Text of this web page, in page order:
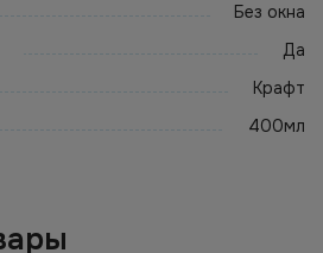
Без окна
Да
Крафт
400мл